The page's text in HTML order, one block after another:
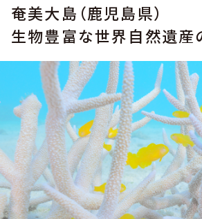
奄美大島（鹿児島県）
生物豊富な世界自然遺産